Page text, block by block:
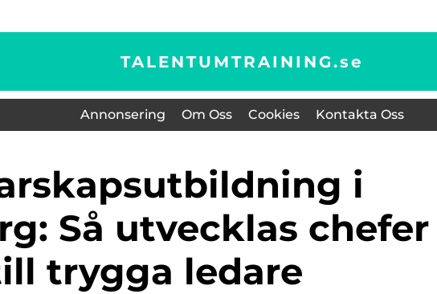
TALENTUMTRAINING.se
Annonsering Om Oss Cookies Kontakta Oss
Så utvecklas chefer
trygga ledare